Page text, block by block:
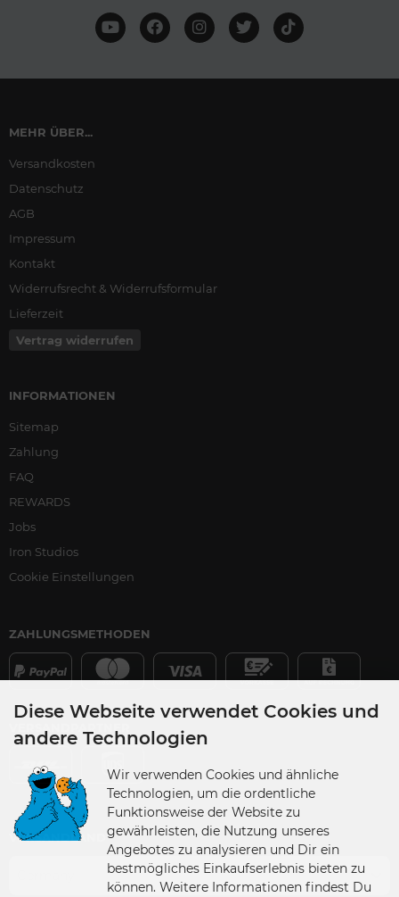
MEHR ÜBER...
Versandkosten
Datenschutz
AGB
Impressum
Kontakt
Widerrufsrecht & Widerrufsformular
Lieferzeit
Vertrag widerrufen
INFORMATIONEN
Sitemap
Zahlung
FAQ
REWARDS
Jobs
Iron Studios
Cookie Einstellungen
ZAHLUNGSMETHODEN
VERSANDLAND
Diese Webseite verwendet Cookies und
andere Technologien
Wir verwenden Cookies und ähnliche
Technologien, um die ordentliche
Funktionsweise der Website zu
gewährleisten, die Nutzung unseres
Angebotes zu analysieren und Dir ein
bestmögliches Einkaufserlebnis bieten zu
können. Weitere Informationen findest Du